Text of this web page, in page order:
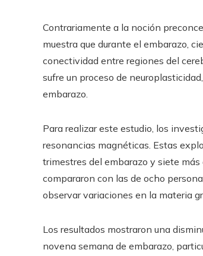
Contrariamente a la noción
muestra que durante el embarazo,
conectividad entre regiones del
sufre un proceso de
embarazo.
Para realizar este estudio, los
resonancias magnéticas. Estas
trimestres del embarazo y siete
compararon con las de ocho
observar variaciones en la materia
Los resultados mostraron una
novena semana de embarazo,